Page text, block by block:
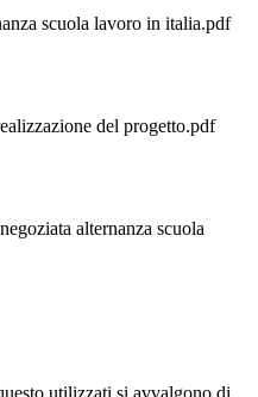
scuola lavoro in italia.pdf
del progetto.pdf
alternanza scuola